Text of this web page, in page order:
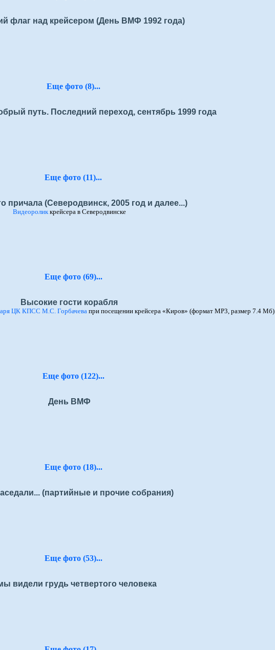
флаг над крейсером (День ВМФ 1992 года)
Еще фото (8)...
путь. Последний переход, сентябрь 1999 года
Еще фото (11)...
причала (Северодвинск, 2005 год и далее...)
Видеороликкрейсера в Северодвинске
Еще фото (69)...
Высокие гости корабля
ЦК КПСС М.С. Горбачева при посещении крейсера «Киров» (формат MP3, размер 7.4 Мб)
Еще фото (122)...
День ВМФ
Еще фото (18)...
(партийные и прочие собрания)
Еще фото (53)...
видели грудь четвертого человека